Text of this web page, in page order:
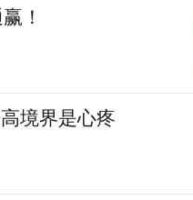
！
境界是心疼